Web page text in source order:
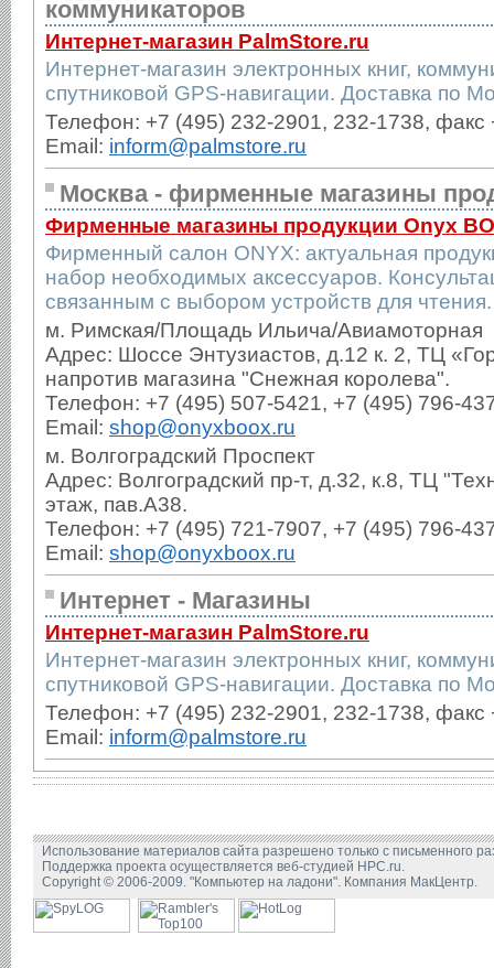
коммуникаторов
Интернет-магазин PalmStore.ru
Интернет-магазин электронных книг,
спутниковой GPS-навигации. Доставка по
Телефон: +7 (495) 232-2901, 232-1738, факс
Email: inform@palmstore.ru
Москва - фирменные магазины
Фирменные магазины продукции Onyx
Фирменный салон ONYX: актуальная
набор необходимых аксессуаров.
связанным с выбором устройств для чтения.
м. Римская/Площадь Ильича/Авиамоторная
Адрес: Шоссе Энтузиастов, д.12 к. 2, ТЦ
напротив магазина "Снежная королева".
Телефон: +7 (495) 507-5421, +7 (495) 796-
Email: shop@onyxboox.ru
м. Волгоградский Проспект
Адрес: Волгоградский пр-т, д.32, к.8, ТЦ
этаж, пав.А38.
Телефон: +7 (495) 721-7907, +7 (495) 796-
Email: shop@onyxboox.ru
Интернет - Магазины
Интернет-магазин PalmStore.ru
Интернет-магазин электронных книг,
спутниковой GPS-навигации. Доставка по
Телефон: +7 (495) 232-2901, 232-1738, факс
Email: inform@palmstore.ru
Использование материалов сайта разрешено только с письменного
Поддержка проекта осуществляется веб-студией HPC.ru.
Copyright © 2006-2009. "Компьютер на ладони". Компания МакЦентр.